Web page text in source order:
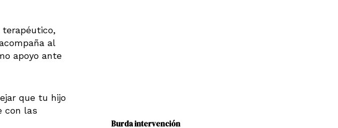
terapéutico,
al
apoyo ante
que tu hijo
con las
Burda intervención